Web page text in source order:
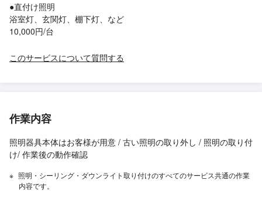
●直付け照明
浴室灯、玄関灯、棚下灯、など
10,000円/台
このサービスについて質問する
作業内容
照明器具本体はお客様が用意 / 古い照明の取り外し / 照明の取り付
け/ 作業後の動作確認
照明・シーリング・ダウンライト取り付けのすべてのサービス共通の作業
内容です。